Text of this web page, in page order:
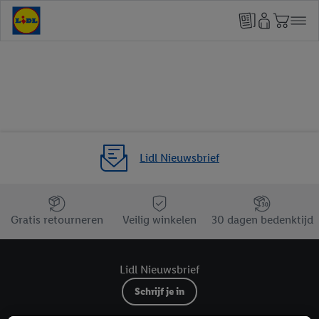
Lidl Nieuwsbrief
Jouw voordelen bij ons als Lidl webshop klant
Gratis retourneren
Veilig winkelen 30 dagen bedenktijd
Lidl Nieuwsbrief
Schrijf je in